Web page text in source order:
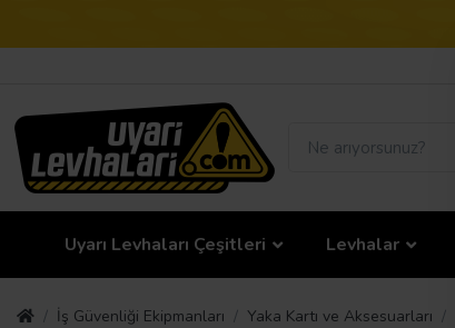
Uyarı Levhaları Çeşitleri Levhalar
İş Güvenliği Ekipmanları Yaka Kartı ve Aksesuarları